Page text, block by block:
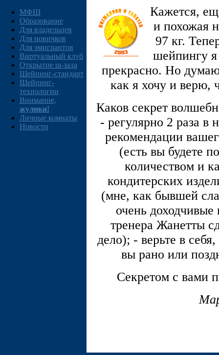
МФШ
Образование
Для владельцев
Для новичков
Для эмигрантов
Виртуальный клуб
Открытие ш-зала
Шейпинг-стандарт
Шейпинг-
технологии
Внимание,
жулики!
Личные комнаты
Новости
Кажется,
и похожая
97 кг.
шейпингу я
прекрасно. Но
как я хочу и верю,
Каков секрет
- регулярно 2 раза в
рекомендации
(есть вы будете
количеством и
кондитерских
(мне, как бывшей
очень
тренера Жанетты
дело); - верьте в
вы рано или
Секретом с вами